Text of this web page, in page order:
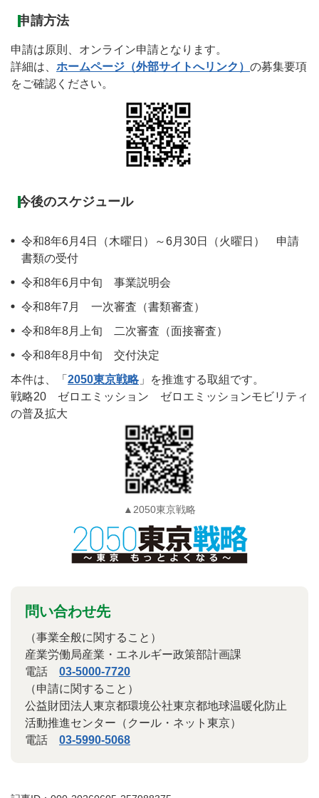
申請方法
申請は原則、オンライン申請となります。
詳細は、 ホームページ（外部サイトへリンク） の募集要項
をご確認ください。
今後のスケジュール
令和8年6月4日（木曜日）～6月30日（火曜日） 申請
書類の受付
令和8年6月中旬 事業説明会
令和8年7月 一次審査（書類審査）
令和8年8月上旬 二次審査（面接審査）
令和8年8月中旬 交付決定
本件は、「 2050東京戦略」を推進する取組です。
戦略20 ゼロエミッション ゼロエミッションモビリティ
の普及拡大
▲2050東京戦略
問い合わせ先
（事業全般に関すること）
産業労働局産業・エネルギー政策部計画課
電話 03-5000-7720
（申請に関すること）
公益財団法人東京都環境公社東京都地球温暖化防止
活動推進センター（クール・ネット東京）
電話 03-5990-5068